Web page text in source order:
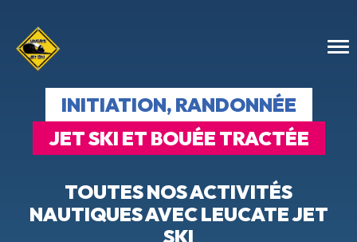
INITIATION, RANDONNÉE
JET SKI ET BOUÉE TRACTÉE
TOUTES NOS ACTIVITÉS
NAUTIQUES AVEC LEUCATE JET
SKI